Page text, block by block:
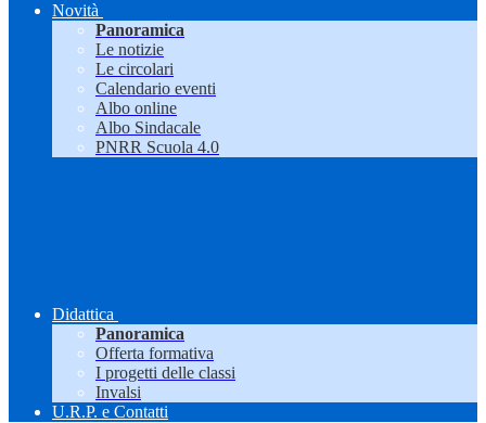
Novità
Panoramica
Le notizie
Le circolari
Calendario eventi
Albo online
Albo Sindacale
PNRR Scuola 4.0
Didattica
Panoramica
Offerta formativa
I progetti delle classi
Invalsi
U.R.P. e Contatti